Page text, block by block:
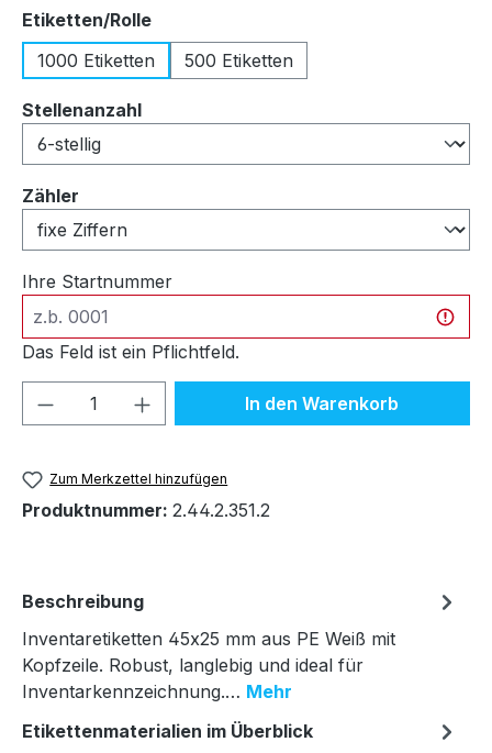
Etiketten/Rolleauswählen
1000 Etiketten
500 Etiketten
Stellenanzahlauswählen
Zähler
Ihre Startnummer
Das Feld ist ein Pflichtfeld.
Produkt Anzahl: Gib denIn den Warenkorb
Zum Merkzettel hinzufügen
Produktnummer: 2.44.2.351.2
Beschreibung
Inventaretiketten 45x25 mm aus PE Weiß mit
Kopfzeile. Robust, langlebig und ideal für
Inventarkennzeichnung.… Mehr
Etikettenmaterialien im Überblick